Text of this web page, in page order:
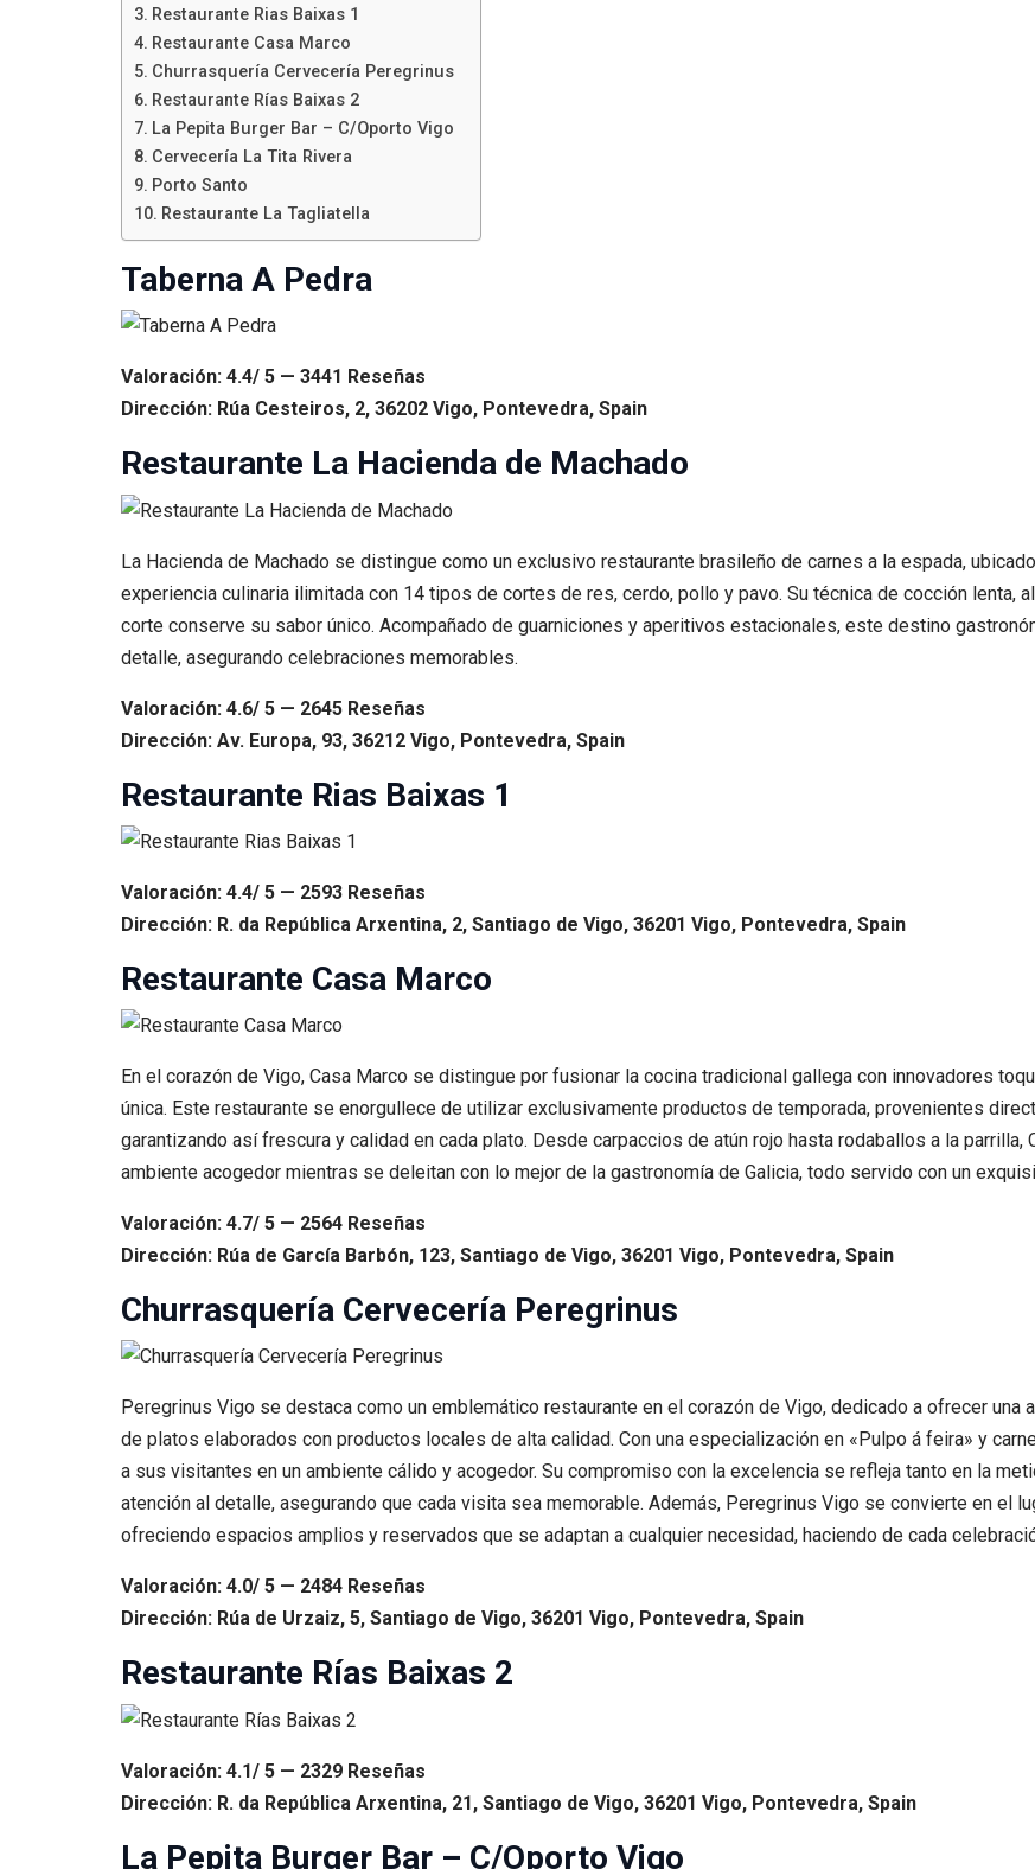
Restaurante Rias Baixas 1
Restaurante Casa Marco
Churrasquería Cervecería Peregrinus
Restaurante Rías Baixas 2
La Pepita Burger Bar – C/Oporto Vigo
Cervecería La Tita Rivera
Porto Santo
Restaurante La Tagliatella
Taberna A Pedra
Valoración: 4.4/ 5 — 3441 Reseñas
Dirección: Rúa Cesteiros, 2, 36202 Vigo, Pontevedra, Spain
Restaurante La Hacienda de Machado
La Hacienda de Machado se distingue como un exclusivo restaurante brasileño de carnes a la espada,
experiencia culinaria ilimitada con 14 tipos de cortes de res, cerdo, pollo y pavo. Su técnica de cocción lenta,
corte conserve su sabor único. Acompañado de guarniciones y aperitivos estacionales, este destino
detalle, asegurando celebraciones memorables.
Valoración: 4.6/ 5 — 2645 Reseñas
Dirección: Av. Europa, 93, 36212 Vigo, Pontevedra, Spain
Restaurante Rias Baixas 1
Valoración: 4.4/ 5 — 2593 Reseñas
Dirección: R. da República Arxentina, 2, Santiago de Vigo, 36201 Vigo, Pontevedra, Spain
Restaurante Casa Marco
En el corazón de Vigo, Casa Marco se distingue por fusionar la cocina tradicional gallega con innovadores
única. Este restaurante se enorgullece de utilizar exclusivamente productos de temporada, provenientes
garantizando así frescura y calidad en cada plato. Desde carpaccios de atún rojo hasta rodaballos a la
ambiente acogedor mientras se deleitan con lo mejor de la gastronomía de Galicia, todo servido con un
Valoración: 4.7/ 5 — 2564 Reseñas
Dirección: Rúa de García Barbón, 123, Santiago de Vigo, 36201 Vigo, Pontevedra, Spain
Churrasquería Cervecería Peregrinus
Peregrinus Vigo se destaca como un emblemático restaurante en el corazón de Vigo, dedicado a ofrecer una
de platos elaborados con productos locales de alta calidad. Con una especialización en «Pulpo á feira» y
a sus visitantes en un ambiente cálido y acogedor. Su compromiso con la excelencia se refleja tanto en la
atención al detalle, asegurando que cada visita sea memorable. Además, Peregrinus Vigo se convierte en el
ofreciendo espacios amplios y reservados que se adaptan a cualquier necesidad, haciendo de cada
Valoración: 4.0/ 5 — 2484 Reseñas
Dirección: Rúa de Urzaiz, 5, Santiago de Vigo, 36201 Vigo, Pontevedra, Spain
Restaurante Rías Baixas 2
Valoración: 4.1/ 5 — 2329 Reseñas
Dirección: R. da República Arxentina, 21, Santiago de Vigo, 36201 Vigo, Pontevedra, Spain
La Pepita Burger Bar – C/Oporto Vigo